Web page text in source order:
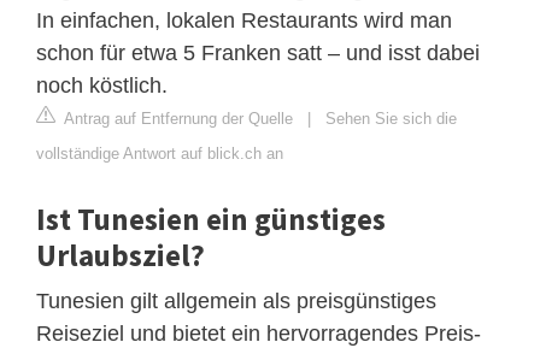
In einfachen, lokalen Restaurants wird man
schon für etwa 5 Franken satt – und isst dabei
noch köstlich.
Antrag auf Entfernung der Quelle
Sehen Sie sich die
vollständige Antwort auf blick.ch an
Ist Tunesien ein günstiges
Urlaubsziel?
Tunesien gilt allgemein als preisgünstiges
Reiseziel und bietet ein hervorragendes Preis-